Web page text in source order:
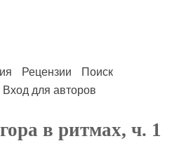
Рецензии
Поиск
Вход для авторов
в ритмах, ч. 1